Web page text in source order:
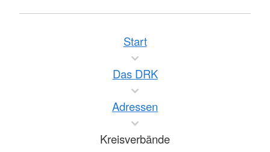
Start
Das DRK
Adressen
Kreisverbände